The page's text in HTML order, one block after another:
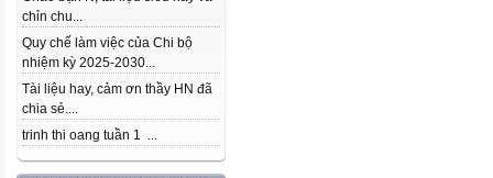
chỉn chu...
Quy chế làm việc của Chi bộ
nhiệm kỳ 2025-2030...
Tài liệu hay, cảm ơn thầy HN đã
chia sẻ....
trinh thi oang tuần 1 ...